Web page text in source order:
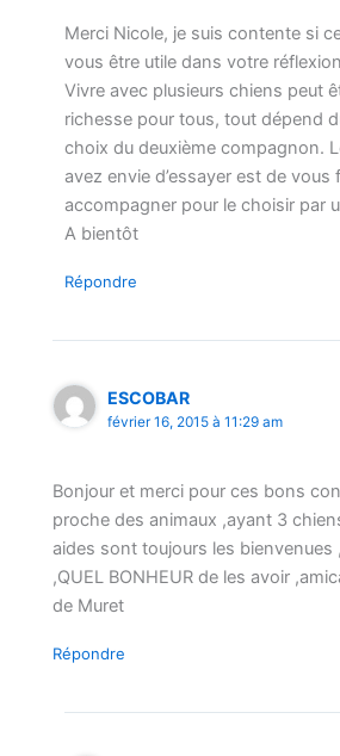
Merci Nicole, je suis contente si
vous être utile dans votre
Vivre avec plusieurs chiens peut
richesse pour tous, tout dépend
choix du deuxième compagnon.
avez envie d’essayer est de vous
accompagner pour le choisir par
A bientôt
Répondre
ESCOBAR
février 16, 2015 à 11:29 am
Bonjour et merci pour ces bons
proche des animaux ,ayant 3
aides sont toujours les bienvenues
,QUEL BONHEUR de les avoir
de Muret
Répondre